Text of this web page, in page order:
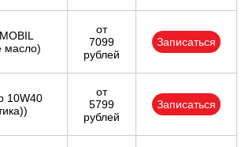
масло)
от
7099
рублей
Записаться
10W40
от
5799
рублей
Записаться